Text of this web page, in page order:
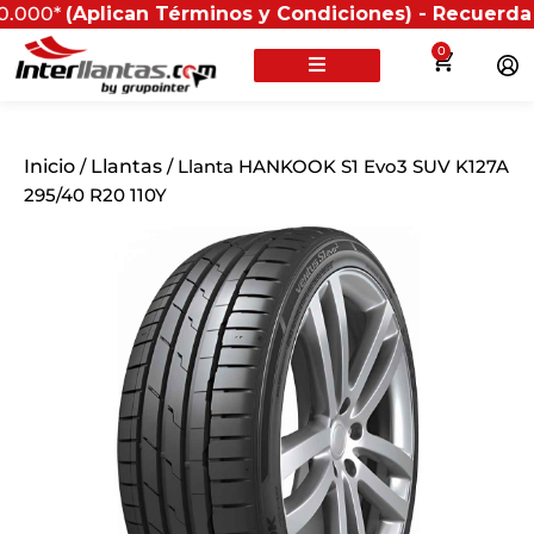
Términos y Condiciones) - Recuerda que
0
Inicio / Llantas / Llanta HANKOOK S1 Evo3 SUV K127A
295/40 R20 110Y